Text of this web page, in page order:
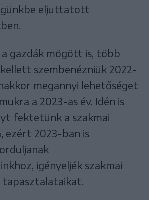
eljuttatott
a gazdák mögött is, több
szembenézniük 2022-
megannyi lehetőséget
a 2023-as év. Idén is
fektetünk a szakmai
ezért 2023-ban is
igényeljék szakmai